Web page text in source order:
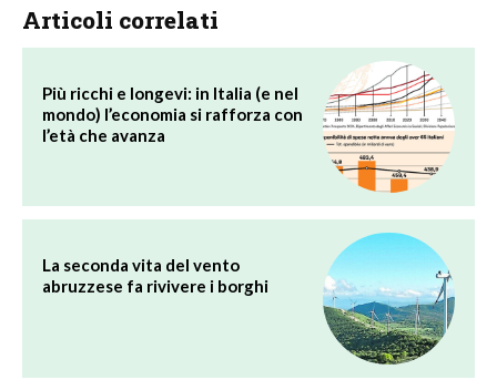
Articoli correlati
Più ricchi e longevi: in Italia (e nel
mondo) l’economia si rafforza con
l’età che avanza
La seconda vita del vento
abruzzese fa rivivere i borghi